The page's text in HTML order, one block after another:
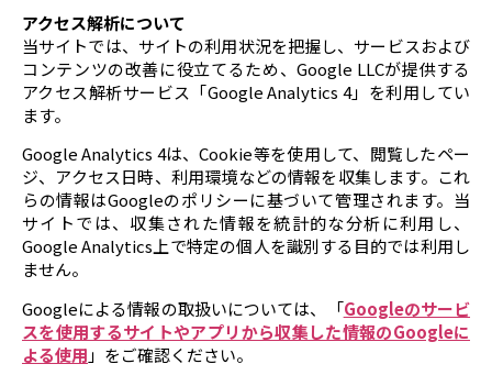
アクセス解析について
当サイトでは、サイトの利用状況を把握し、サービスおよび
コンテンツの改善に役立てるため、Google LLCが提供する
アクセス解析サービス「Google Analytics 4」を利用してい
ます。
Google Analytics 4は、Cookie等を使用して、閲覧したペー
ジ、アクセス日時、利用環境などの情報を収集します。これ
らの情報はGoogleのポリシーに基づいて管理されます。当
サイトでは、収集された情報を統計的な分析に利用し、
Google Analytics上で特定の個人を識別する目的では利用し
ません。
Googleによる情報の取扱いについては、「Googleのサービ
スを使用するサイトやアプリから収集した情報のGoogleに
よる使用 」をご確認ください。